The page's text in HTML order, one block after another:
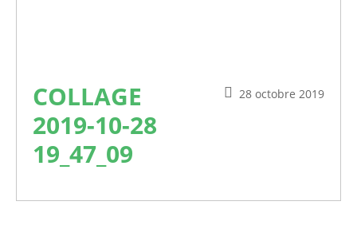
28 octobre 2019
COLLAGE
2019-10-28
19_47_09